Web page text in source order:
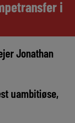
i
Jonathan
uambitiøse,